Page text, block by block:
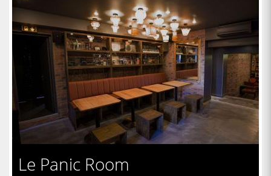
Le Panic Room